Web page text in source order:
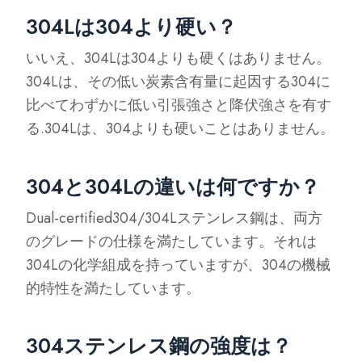
304Lは304より硬い？
いいえ、304Lは304よりも硬くはありません。
304Lは、その低い炭素含有量に起因する304に
比べてわずかに低い引張強さと降伏強さを有す
る.304Lは、304よりも硬いことはありません。
304と304Lの違いは何ですか？
Dual-certified304/304Lステンレス鋼は、両方
のグレードの仕様を満たしています。それは
304Lの化学組成を持っていますが、304の機械
的特性を満たしています。
304ステンレス鋼の強度は？